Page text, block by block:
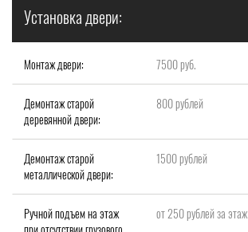
Установка двери:
Монтаж двери: 7500 руб.
Демонтаж старой
деревянной двери:
800 рублей
Демонтаж старой
металлической двери:
1500 рублей
Ручной подъем на этаж
от 250 рублей за этаж